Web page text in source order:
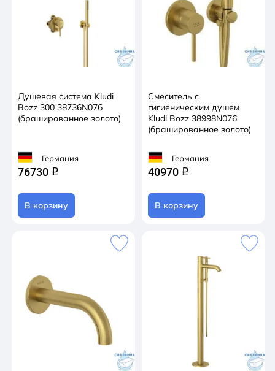
Душевая система Kludi
Bozz 300 38736N076
(брашированное золото)
Германия
76730 q
В корзину
Смеситель с
гигиеническим душем
Kludi Bozz 38998N076
(брашированное золото)
Германия
40970 q
В корзину